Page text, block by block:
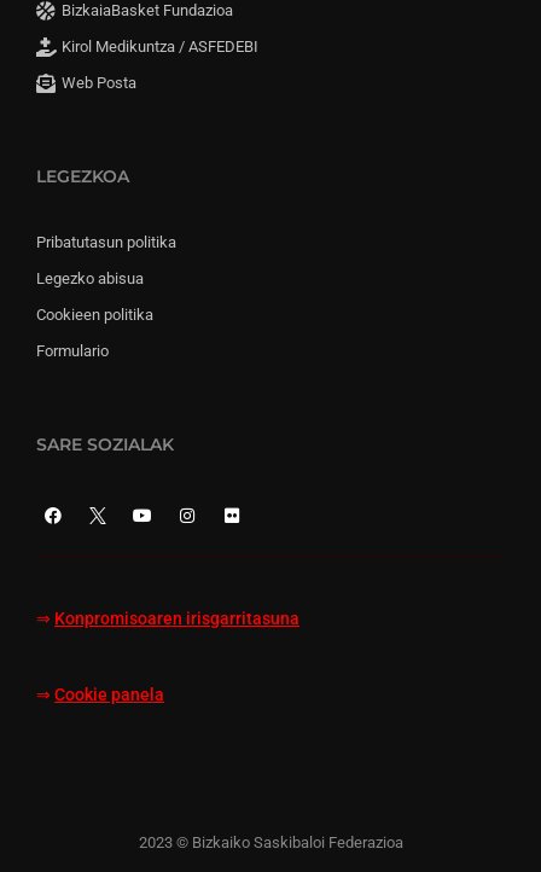
BizkaiaBasket Fundazioa
Kirol Medikuntza / ASFEDEBI
Web Posta
LEGEZKOA
Pribatutasun politika
Legezko abisua
Cookieen politika
Formulario
SARE SOZIALAK
⇒ Konpromisoaren irisgarritasuna
⇒ Cookie panela
2023 © Bizkaiko Saskibaloi Federazioa